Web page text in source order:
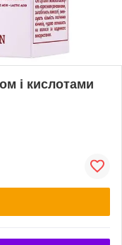
і кислотами